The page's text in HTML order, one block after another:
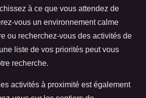
à ce que vous attendez de
vous un environnement calme
ou recherchez-vous des activités de
liste de vos priorités peut vous
recherche.
activités à proximité est également